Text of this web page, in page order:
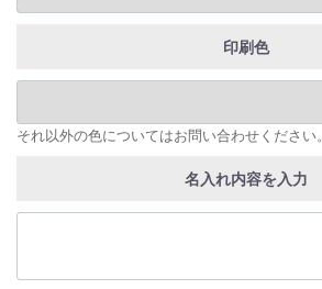
印刷色
それ以外の色についてはお問い合わせください。
名入れ内容を入力